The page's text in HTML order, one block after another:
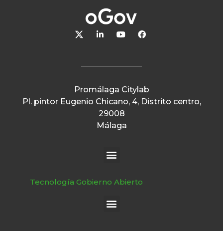
Promálaga Citylab
Pl. pintor Eugenio Chicano, 4, Distrito centro,
29008
Málaga
Tecnología Gobierno Abierto